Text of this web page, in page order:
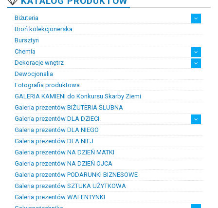
Biżuteria
Artystyczna biżuteria srebrna
Biżuteria damska
Biżuteria dawna
Biżuteria dziecięca
Biżuteria inteligentna
Biżuteria miejska
Biżuteria męska
Biżuteria na zamówienie
Biżuteria rodowa
Biżuteria sakralna
Biżuteria srebrna
Biżuteria stalowa
Biżuteria stomatologiczna
Biżuteria sztuczna
Biżuteria unikatowa
Biżuteria z bursztynem
Biżuteria z diamentami
Biżuteria złota
Biżuteria ślubna
Obrączki ślubne
Broń kolekcjonerska
Bursztyn
Chemia
Chemia złotnicza
Ciecze probiercze
Kleje
Pasty i proszki do lutowania
Dekoracje wnętrz
Figurki
Lampy i plafony
Świeczniki
Dewocjonalia
Fotografia produktowa
GALERIA KAMIENI do Konkursu Skarby Ziemi
Galeria prezentów BIŻUTERIA ŚLUBNA
Galeria prezentów DLA DZIECI
Prezenty na chrzest i narodziny dzieci
Prezenty na komunię
Galeria prezentów DLA NIEGO
Galeria prezentów DLA NIEJ
Galeria prezentów NA DZIEŃ MATKI
Galeria prezentów NA DZIEŃ OJCA
Galeria prezentów PODARUNKI BIZNESOWE
Galeria prezentów SZTUKA UŻYTKOWA
Galeria prezentów WALENTYNKI